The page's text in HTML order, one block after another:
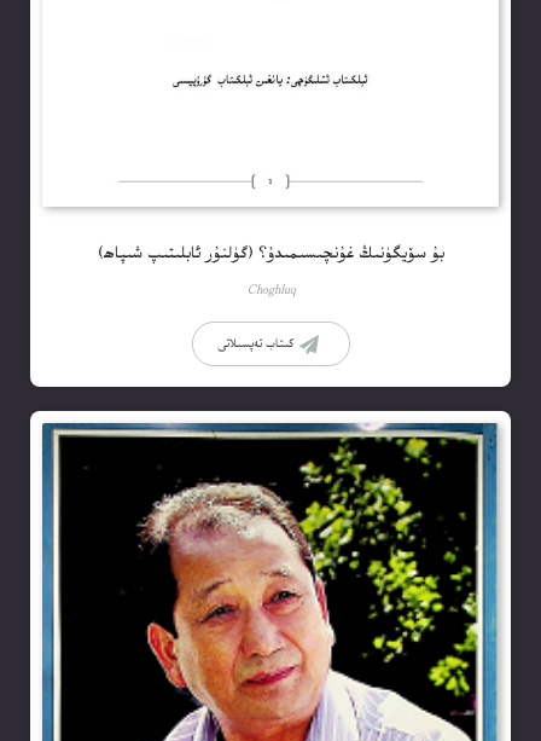
بۇ سۆيگۈنىڭ غۇنچىسىمىدۇ؟ (گۈلنۇر ئابلىتىپ شىپاھ)
Choghluq
كىتاب تەپسىلاتى